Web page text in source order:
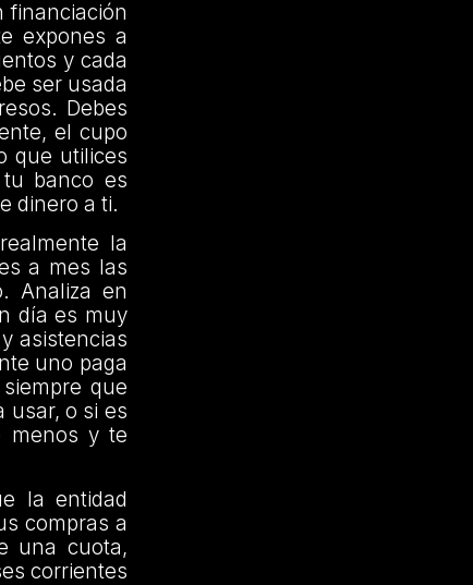
financiación
expones a
y cada
ser usada
Debes
el cupo
que utilices
banco es
dinero a ti.
la
a mes las
Analiza en
día es muy
asistencias
uno paga
que
usar, o si es
menos y te
la entidad
compras a
una cuota,
corrientes